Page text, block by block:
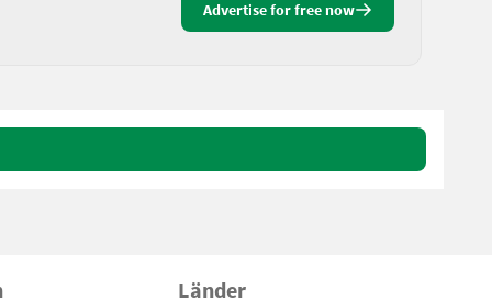
Advertise for free now
Länder